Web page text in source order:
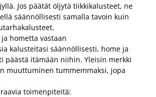
Jos päätät öljytä tiikkikalusteet, ne
säännöllisesti samalla tavoin kuin
hometta vastaan
kalusteitasi säännöllisesti, home ja
päästä itämään niihin. Yleisin merkki
muuttuminen tummemmaksi, jopa
toimenpiteitä: